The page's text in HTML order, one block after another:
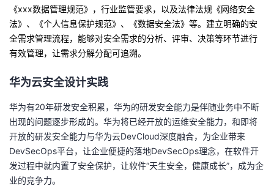
《xxx数据管理规范》， 行业监管要求， 以及法律法规 《网络安全
法》、《个人信息保护规范》、《数据安全法》等。建立明确的安
全需求管理流程，能够对安全需求的分析、评审、决策等环节进行
有效管理， 让需求分解分配可追溯。
华为云安全设计实践
华为有20年研发安全积累，华为的研发安全能力是伴随业务中不断
出现的问题逐步形成的。华为将已经开放的运维安全能力，和即将
开放的研发安全能力与华为云DevCloud深度融合，为企业带来
DevSecOps平台，让企业便捷的落地DevSecOps理念，在软件开
发过程中就内置了安全保护，让软件“天生安全，健康成长”，成为企
业的竞争力。